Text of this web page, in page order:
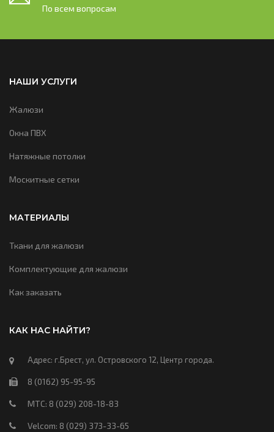
По всем вопросам
НАШИ УСЛУГИ
Жалюзи
Окна ПВХ
Натяжные потолки
Москитные сетки
МАТЕРИАЛЫ
Ткани для жалюзи
Комплектующие для жалюзи
Как заказать
КАК НАС НАЙТИ?
Адрес: г.Брест, ул. Островского 12, Центр города.
8 (0162) 95-95-95
МТС: 8 (029) 208-18-83
Velcom: 8 (029) 373-33-65